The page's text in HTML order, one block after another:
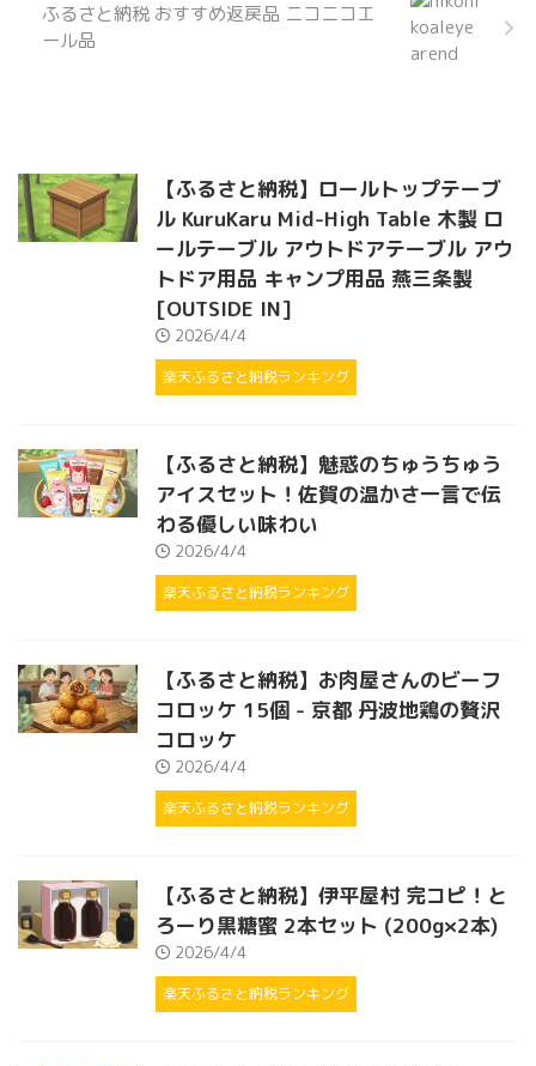
ふるさと納税 おすすめ返戻品 ニコニコエ
ール品
【ふるさと納税】ロールトップテーブ
ル KuruKaru Mid-High Table 木製 ロ
ールテーブル アウトドアテーブル アウ
トドア用品 キャンプ用品 燕三条製
[OUTSIDE IN]
2026/4/4
楽天ふるさと納税ランキング
【ふるさと納税】魅惑のちゅうちゅう
アイスセット！佐賀の温かさ一言で伝
わる優しい味わい
2026/4/4
楽天ふるさと納税ランキング
【ふるさと納税】お肉屋さんのビーフ
コロッケ 15個 - 京都 丹波地鶏の贅沢
コロッケ
2026/4/4
楽天ふるさと納税ランキング
【ふるさと納税】伊平屋村 完コピ！と
ろーり黒糖蜜 2本セット (200g×2本)
2026/4/4
楽天ふるさと納税ランキング